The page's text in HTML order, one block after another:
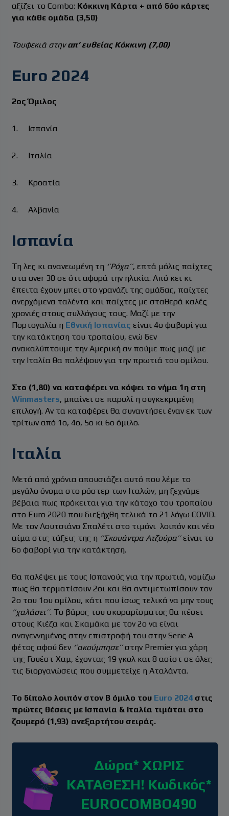
αξίζει το Combo: Κόκκινη Κάρτα + από δύο κάρτες
για κάθε ομάδα (3,50)
Τουφεκιά στηναπ’ ευθείας Κόκκινη (7,00)
Euro 2024
2ος Όμιλος
1. Ισπανία
2. Ιταλία
3. Κροατία
4. Αλβανία
Ισπανία
Τη λες κι ανανεωμένη τη ‘’Ρόχα’’, επτά μόλις παίχτες
στα over 30 σε ότι αφορά την ηλικία. Από κει κι
έπειτα έχουν μπει στο γρανάζι της ομάδας, παίχτες
ανερχόμενα ταλέντα και παίχτες με σταθερά καλές
χρονιές στους συλλόγους τους. Μαζί με την
Πορτογαλία η Εθνική Ισπανίας είναι 4ο φαβορί για
την κατάκτηση του τροπαίου, ενώ δεν
ανακαλύπτουμε την Αμερική αν πούμε πως μαζί με
την Ιταλία θα παλέψουν για την πρωτιά του ομίλου.
Στο (1,80) να καταφέρει να κόψει το νήμα 1η στη
Winmasters, μπαίνει σε παρολί η συγκεκριμένη
επιλογή. Αν τα καταφέρει θα συναντήσει έναν εκ των
τρίτων από 1ο, 4ο, 5ο κι 6ο όμιλο.
Ιταλία
Μετά από χρόνια απουσιάζει αυτό που λέμε το
μεγάλο όνομα στο ρόστερ των Ιταλών, μη ξεχνάμε
βέβαια πως πρόκειται για την κάτοχο του τροπαίου
στο Euro 2020 που διεξήχθη τελικά το 21 λόγω COVID.
Με τον Λουτσιάνο Σπαλέτι στο τιμόνι λοιπόν και νέο
αίμα στις τάξεις της η ‘’Σκουάντρα Ατζούρα’’είναι το
6ο φαβορί για την κατάκτηση.
Θα παλέψει με τους Ισπανούς για την πρωτιά, νομίζω
πως θα τερματίσουν 2οι και θα αντιμετωπίσουν τον
2ο του 1ου ομίλου, κάτι που ίσως τελικά να μην τους
‘’χαλάσει’’. Το βάρος του σκοραρίσματος θα πέσει
στους Κιέζα και Σκαμάκα με τον 2ο να είναι
αναγεννημένος στην επιστροφή του στην Serie A
φέτος αφού δεν‘’ακούμπησε’’στην Premier για χάρη
της Γουέστ Χαμ, έχοντας 19 γκολ και 8 ασίστ σε όλες
τις διοργανώσεις που συμμετείχε η Αταλάντα.
Το δίπολο λοιπόν στον Β όμιλο του Euro 2024στις
πρώτες θέσεις με Ισπανία & Ιταλία τιμάται στο
ζουμερό (1,93) ανεξαρτήτου σειράς.
Δώρα* ΧΩΡΙΣ
ΚΑΤΑΘΕΣΗ! Κωδικός*
EUROCOMBO490